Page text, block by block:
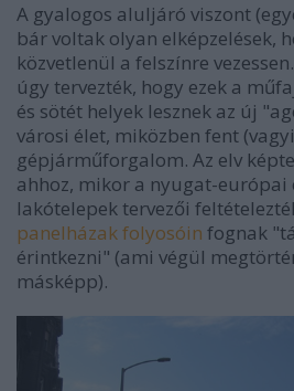
A gyalogos aluljáró viszont
bár voltak olyan elképzelések,
közvetlenül a felszínre
úgy tervezték, hogy ezek a
és sötét helyek lesznek az új
városi élet, miközben fent
gépjárműforgalom. Az elv
ahhoz, mikor a nyugat-európai
lakótelepek tervezői
panelházak folyosóin fognak
érintkezni" (ami végül
másképp).